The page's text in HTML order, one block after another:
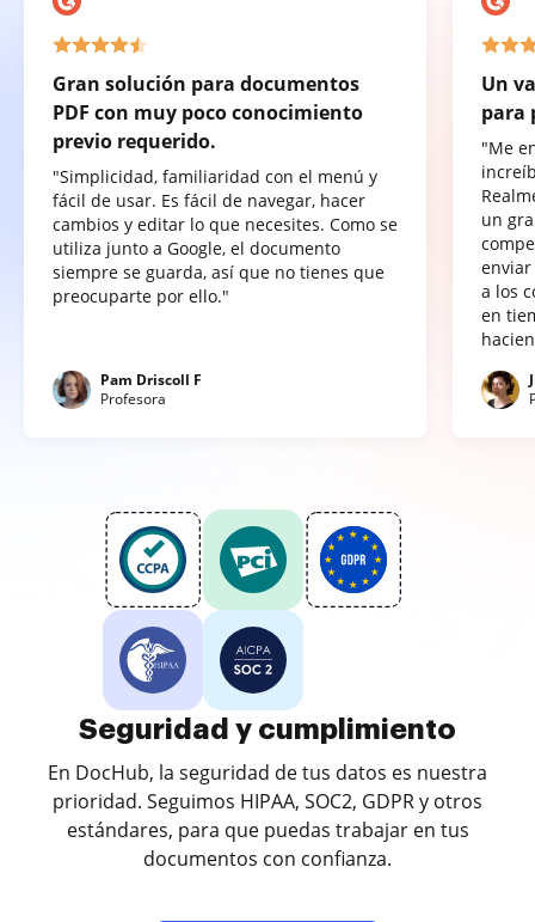
Gran solución para documentos
PDF con muy poco conocimiento
previo requerido.
"Simplicidad, familiaridad con el menú y
fácil de usar. Es fácil de navegar, hacer
cambios y editar lo que necesites. Como se
utiliza junto a Google, el documento
siempre se guarda, así que no tienes que
preocuparte por ello."
Pam Driscoll F
Profesora
Un
para
"Me
un
a los
en
Seguridad y cumplimiento
En DocHub, la seguridad de tus datos es nuestra
prioridad. Seguimos HIPAA, SOC2, GDPR y otros
estándares, para que puedas trabajar en tus
documentos con confianza.